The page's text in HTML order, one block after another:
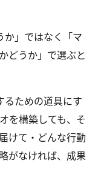
か」ではなく「マ
どうか」で選ぶと
るための道具にす
を構築しても、そ
けて・どんな行動
がなければ、成果